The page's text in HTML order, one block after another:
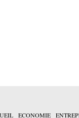
ECONOMIE